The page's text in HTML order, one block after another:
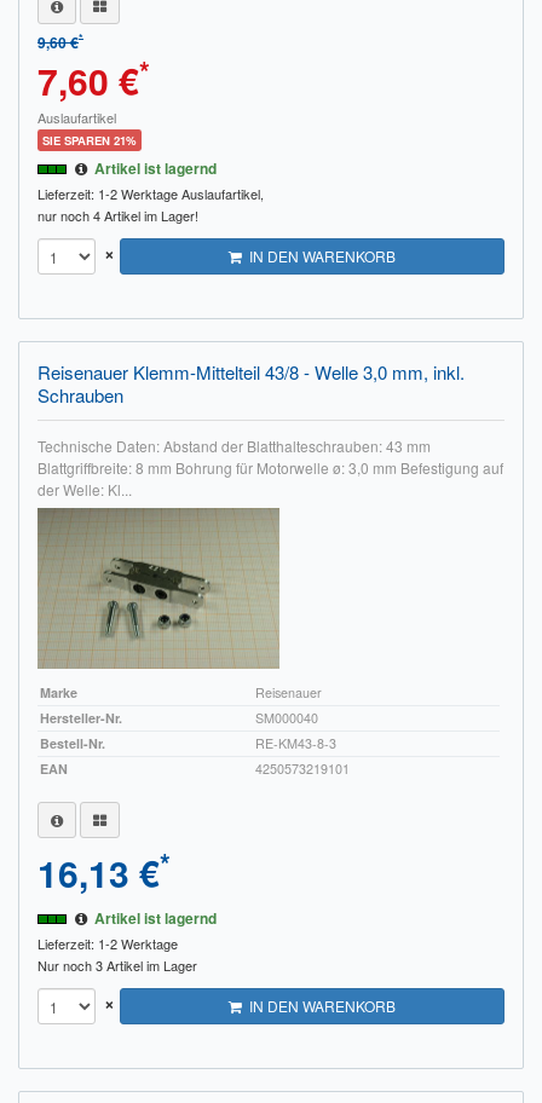
9,60 €*
7,60 €*
Auslaufartikel
SIE SPAREN 21%
Artikel ist lagernd
Lieferzeit: 1-2 WerktageAuslaufartikel,
nur noch 4 Artikel im Lager!
× IN DEN WARENKORB
Reisenauer Klemm-Mittelteil 43/8 - Welle 3,0 mm, inkl.
Schrauben
Technische Daten: Abstand der Blatthalteschrauben: 43 mm
Blattgriffbreite: 8 mm Bohrung für Motorwelle ø: 3,0 mm Befestigung auf
der Welle: Kl...
Marke
Reisenauer
Hersteller-Nr.
SM000040
Bestell-Nr.
RE-KM43-8-3
EAN
4250573219101
16,13 €*
Artikel ist lagernd
Lieferzeit: 1-2 Werktage
Nur noch 3 Artikel im Lager
× IN DEN WARENKORB